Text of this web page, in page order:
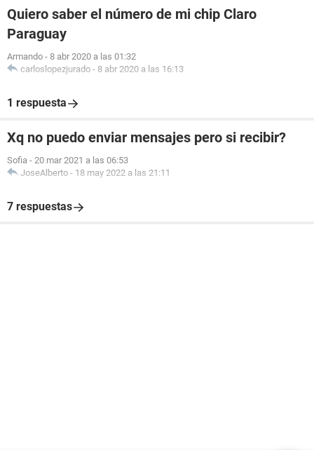
Quiero saber el número de mi chip Claro
Paraguay
Armando - 8 abr 2020 a las 01:32
carloslopezjurado - 8 abr 2020 a las 16:13
1 respuesta
Xq no puedo enviar mensajes pero si recibir?
Sofia - 20 mar 2021 a las 06:53
JoseAlberto - 18 may 2022 a las 21:11
7 respuestas